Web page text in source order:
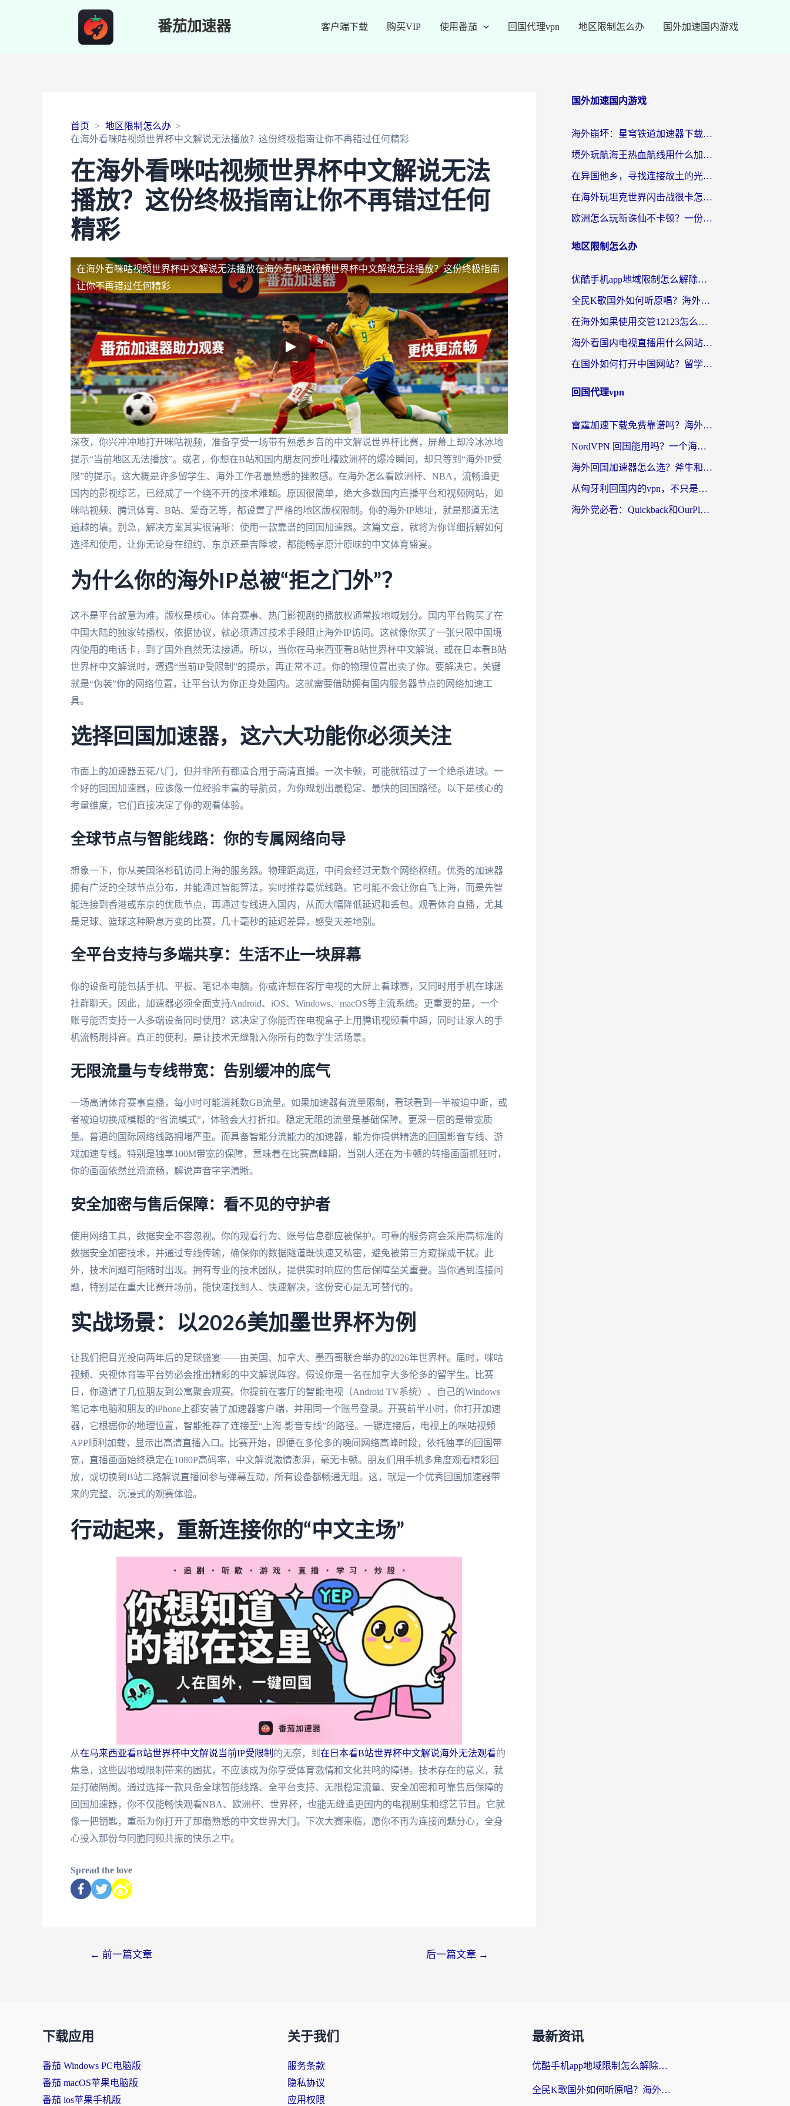
番茄加速器 客户端下载 购买VIP 使用番茄 回国代理vpn 地区限制怎么办 国外加速国内游戏
首页
地区限制怎么办
在海外看咪咕视频世界杯中文解说无法播放？这份终极指南让你不再错过任何精彩
在海外看咪咕视频世界杯中文解说无法
播放？这份终极指南让你不再错过任何
精彩
在海外看咪咕视频世界杯中文解说无法播放在海外看咪咕视频世界杯中文解说无法播放？这份终极指南
让你不再错过任何精彩
深夜，你兴冲冲地打开咪咕视频，准备享受一场带有熟悉乡音的中文解说世界杯比赛，屏幕上却冷冰冰地
提示“当前地区无法播放”。或者，你想在B站和国内朋友同步吐槽欧洲杯的爆冷瞬间，却只等到“海外IP受
限”的提示。这大概是许多留学生、海外工作者最熟悉的挫败感。在海外怎么看欧洲杯、NBA，流畅追更
国内的影视综艺，已经成了一个绕不开的技术难题。原因很简单，绝大多数国内直播平台和视频网站，如
咪咕视频、腾讯体育、B站、爱奇艺等，都设置了严格的地区版权限制。你的海外IP地址，就是那道无法
逾越的墙。别急，解决方案其实很清晰：使用一款靠谱的回国加速器。这篇文章，就将为你详细拆解如何
选择和使用，让你无论身在纽约、东京还是吉隆坡，都能畅享原汁原味的中文体育盛宴。
为什么你的海外IP总被“拒之门外”？
这不是平台故意为难。版权是核心。体育赛事、热门影视剧的播放权通常按地域划分。国内平台购买了在
中国大陆的独家转播权，依据协议，就必须通过技术手段阻止海外IP访问。这就像你买了一张只限中国境
内使用的电话卡，到了国外自然无法接通。所以，当你在马来西亚看B站世界杯中文解说，或在日本看B站
世界杯中文解说时，遭遇“当前IP受限制”的提示，再正常不过。你的物理位置出卖了你。要解决它，关键
就是“伪装”你的网络位置，让平台认为你正身处国内。这就需要借助拥有国内服务器节点的网络加速工
具。
选择回国加速器，这六大功能你必须关注
市面上的加速器五花八门，但并非所有都适合用于高清直播。一次卡顿，可能就错过了一个绝杀进球。一
个好的回国加速器，应该像一位经验丰富的导航员，为你规划出最稳定、最快的回国路径。以下是核心的
考量维度，它们直接决定了你的观看体验。
全球节点与智能线路：你的专属网络向导
想象一下，你从美国洛杉矶访问上海的服务器。物理距离远，中间会经过无数个网络枢纽。优秀的加速器
拥有广泛的全球节点分布，并能通过智能算法，实时推荐最优线路。它可能不会让你直飞上海，而是先智
能连接到香港或东京的优质节点，再通过专线进入国内，从而大幅降低延迟和丢包。观看体育直播，尤其
是足球、篮球这种瞬息万变的比赛，几十毫秒的延迟差异，感受天差地别。
全平台支持与多端共享：生活不止一块屏幕
你的设备可能包括手机、平板、笔记本电脑。你或许想在客厅电视的大屏上看球赛，又同时用手机在球迷
社群聊天。因此，加速器必须全面支持Android、iOS、Windows、macOS等主流系统。更重要的是，一个
账号能否支持一人多端设备同时使用？这决定了你能否在电视盒子上用腾讯视频看中超，同时让家人的手
机流畅刷抖音。真正的便利，是让技术无缝融入你所有的数字生活场景。
无限流量与专线带宽：告别缓冲的底气
一场高清体育赛事直播，每小时可能消耗数GB流量。如果加速器有流量限制，看球看到一半被迫中断，或
者被迫切换成模糊的“省流模式”，体验会大打折扣。稳定无限的流量是基础保障。更深一层的是带宽质
量。普通的国际网络线路拥堵严重。而具备智能分流能力的加速器，能为你提供精选的回国影音专线、游
戏加速专线。特别是独享100M带宽的保障，意味着在比赛高峰期，当别人还在为卡顿的转播画面抓狂时，
你的画面依然丝滑流畅，解说声音字字清晰。
安全加密与售后保障：看不见的守护者
使用网络工具，数据安全不容忽视。你的观看行为、账号信息都应被保护。可靠的服务商会采用高标准的
数据安全加密技术，并通过专线传输，确保你的数据隧道既快速又私密，避免被第三方窥探或干扰。此
外，技术问题可能随时出现。拥有专业的技术团队，提供实时响应的售后保障至关重要。当你遇到连接问
题，特别是在重大比赛开场前，能快速找到人、快速解决，这份安心是无可替代的。
实战场景：以2026美加墨世界杯为例
让我们把目光投向两年后的足球盛宴——由美国、加拿大、墨西哥联合举办的2026年世界杯。届时，咪咕
视频、央视体育等平台势必会推出精彩的中文解说阵容。假设你是一名在加拿大多伦多的留学生。比赛
日，你邀请了几位朋友到公寓聚会观赛。你提前在客厅的智能电视（Android TV系统）、自己的Windows
笔记本电脑和朋友的iPhone上都安装了加速器客户端，并用同一个账号登录。开赛前半小时，你打开加速
器，它根据你的地理位置，智能推荐了连接至“上海-影音专线”的路径。一键连接后，电视上的咪咕视频
APP顺利加载，显示出高清直播入口。比赛开始，即便在多伦多的晚间网络高峰时段，依托独享的回国带
宽，直播画面始终稳定在1080P高码率，中文解说激情澎湃，毫无卡顿。朋友们用手机多角度观看精彩回
放，或切换到B站二路解说直播间参与弹幕互动，所有设备都畅通无阻。这，就是一个优秀回国加速器带
来的完整、沉浸式的观赛体验。
行动起来，重新连接你的“中文主场”
从在马来西亚看B站世界杯中文解说当前IP受限制 的无奈，到 在日本看B站世界杯中文解说海外无法观看的
焦急，这些因地域限制带来的困扰，不应该成为你享受体育激情和文化共鸣的障碍。技术存在的意义，就
是打破隔阂。通过选择一款具备全球智能线路、全平台支持、无限稳定流量、安全加密和可靠售后保障的
回国加速器，你不仅能畅快观看NBA、欧洲杯、世界杯，也能无缝追更国内的电视剧集和综艺节目。它就
像一把钥匙，重新为你打开了那扇熟悉的中文世界大门。下次大赛来临，愿你不再为连接问题分心，全身
心投入那份与同胞同频共振的快乐之中。
Spread the love
← 前一篇文章 后一篇文章 →
国外加速国内游戏
海外崩坏：星穹铁道加速器下载安装：一份给游子的终极网络指南
境外玩航海王热血航线用什么加速器？2026海外玩家实测最优方案（附欧洲问道堡垒前线加速技巧）
在异国他乡，寻找连接故土的光明大陆免费加速器
在海外玩坦克世界闪击战很卡怎么办？老玩家亲测有效的加速器选择指南
欧洲怎么玩新诛仙不卡顿？一份给海外游子的国服游戏畅玩指南
地区限制怎么办
优酷手机app地域限制怎么解除？海外党亲测有效的追剧方案
全民K歌国外如何听原唱？海外党亲测有效的回国加速器选择指南
在海外如果使用交管12123怎么处理？留学生亲测有效的回国加速方案
海外看国内电视直播用什么网站比较好？一篇解决你所有追剧难题的实用指南
在国外如何打开中国网站？留学生与海外华人的无缝访问指南
回国代理vpn
雷霆加速下载免费靠谱吗？海外党选回国加速器的避坑指南（附热门工具对比）
NordVPN 回国能用吗？一个海外用户必须面对的真实困境
海外回国加速器怎么选？斧牛和海龟哪个好？一篇帮你避开坑的实用指南
从匈牙利回国内的vpn，不只是为了刷剧那么简单
海外党必看：Quickback和OurPlay好用吗？3分钟选对回国加速器，无缝刷剧玩游戏
下载应用
番茄 Windows PC电脑版
番茄 macOS苹果电脑版
番茄 ios苹果手机版
关于我们
服务条款
隐私协议
应用权限
最新资讯
优酷手机app地域限制怎么解除？海外党亲测有效的追剧方案
全民K歌国外如何听原唱？海外党亲测有效的回国加速器选择指南